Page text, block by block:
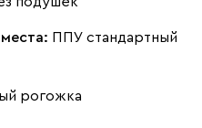
ППУ стандартный
рогожка